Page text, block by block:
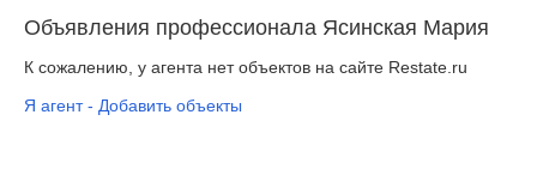
Объявления профессионала Ясинская Мария
К сожалению, у агента нет объектов на сайте Restate.ru
Я агент - Добавить объекты